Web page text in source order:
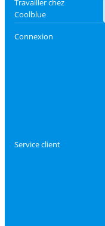
Travailler chez
Coolblue
Connexion
Service client